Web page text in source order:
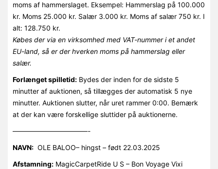
moms af hammerslaget. Eksempel: Hammerslag på 100.000
kr. Moms 25.000 kr. Salær 3.000 kr. Moms af salær 750 kr. I
alt: 128.750 kr.
Købes der via en virksomhed med VAT-nummer i et andet
EU-land, så er der hverken moms på hammerslag eller
salær.
Forlænget spilletid:Bydes der inden for de sidste 5
minutter af auktionen, så tillægges der automatisk 5 nye
minutter. Auktionen slutter, når uret rammer 0:00. Bemærk
at der kan være forskellige sluttider på auktionerne.
———————————-
NAVN:OLE BALOO– hingst – født 22.03.2025
Afstamning:MagicCarpetRide U S – Bon Voyage Vixi